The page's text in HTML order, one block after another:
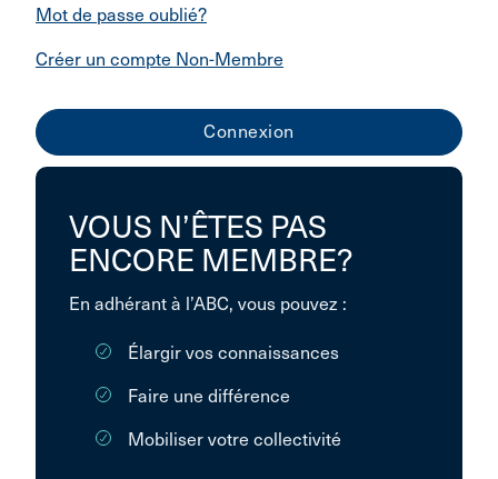
Mot de passe oublié?
Créer un compte Non-Membre
VOUS N’ÊTES PAS
ENCORE MEMBRE?
En adhérant à l’ABC, vous pouvez :
Élargir vos connaissances
Faire une différence
Mobiliser votre collectivité